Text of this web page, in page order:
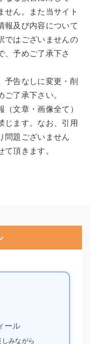
せん。また当サイト
報及び内容について
ではございませんの
、予めご了承下さ
予告なしに変更・削
了承下さい。
文章・画像全て）
じます。なお、引用
問題ございません
頂きます。
ール
みながら